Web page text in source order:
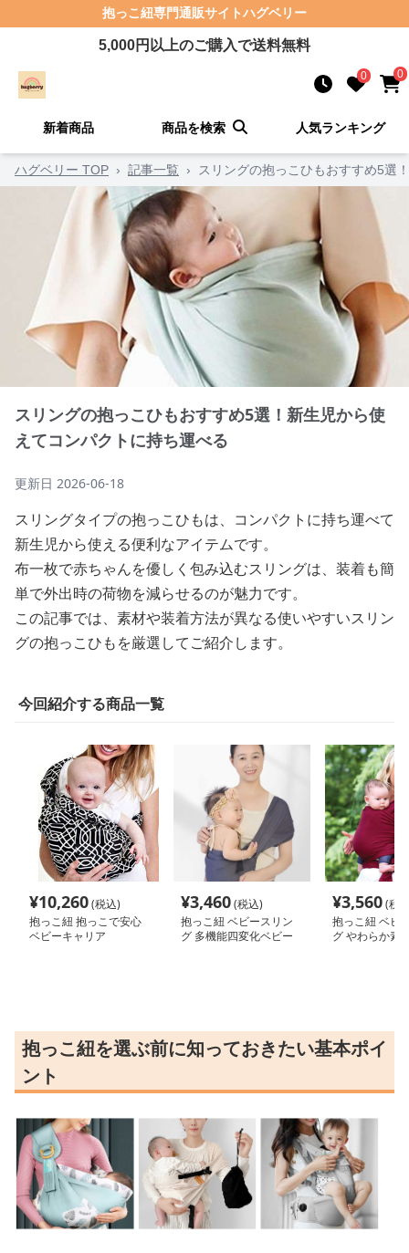
抱っこ紐専門通販サイトハグベリー
5,000円以上のご購入で送料無料
0 0
新着商品 商品を検索 人気ランキング
ハグベリー TOP › 記事一覧 › スリングの抱っこひもおすすめ5選
スリングの抱っこひもおすすめ5選！新生児から使
えてコンパクトに持ち運べる
更新日 2026-06-18
スリングタイプの抱っこひもは、コンパクトに持ち運べて
新生児から使える便利なアイテムです。
布一枚で赤ちゃんを優しく包み込むスリングは、装着も簡
単で外出時の荷物を減らせるのが魅力です。
この記事では、素材や装着方法が異なる使いやすいスリン
グの抱っこひもを厳選してご紹介します。
今回紹介する商品一覧
¥10,260(税込)
抱っこ紐 抱っこで安心
ベビーキャリア
¥3,460(税込)
抱っこ紐 ベビースリン
グ 多機能四変化ベビー
¥3,560(税
抱っこ紐 ベビ
グ やわらか素
抱っこ紐を選ぶ前に知っておきたい基本ポイ
ント